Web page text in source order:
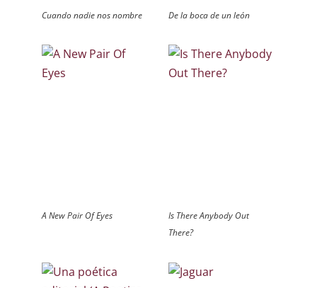
Cuando nadie nos nombre De la boca de un león
A New Pair Of Eyes
Is There Anybody Out
There?